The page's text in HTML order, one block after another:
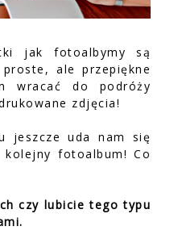
jak fotoalbymy są
ale przepiękne
wracać do podróży
zdjęcia!
jeszcze uda nam się
fotoalbum! Co
czy lubicie tego typu